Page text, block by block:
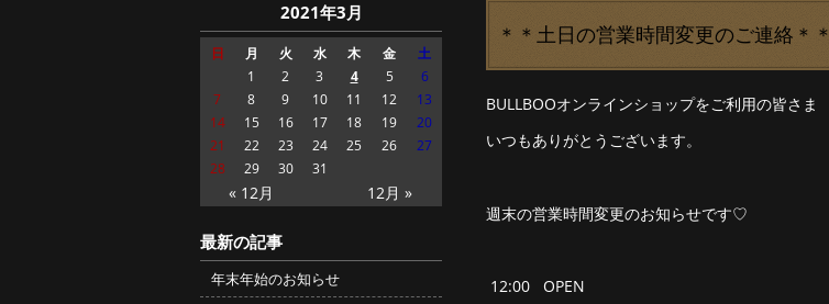
＊＊土日の営業時間変更のご連絡＊＊
BULLBOOオンラインショップをご利用の皆さま
いつもありがとうございます。
週末の営業時間変更のお知らせです♡
12:00 OPEN
2021年3月
日 月 火 水 木 金 土
« 12月 12月 »
1 2 3 4 5
6
7
8 9 10 11 12
13
14
15 16 17 18 19
20
21
22 23 24 25 26
27
28
29 30 31
最新の記事
年末年始のお知らせ